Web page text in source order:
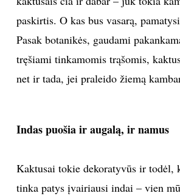
paskirtis. O kas bus vasarą,
Pasak botanikės, gaudami
tręšiami tinkamomis trąšomis,
net ir tada, jei praleido žiemą
Indas puošia ir augalą, ir namus
Kaktusai tokie dekoratyvūs ir todėl,
tinka patys įvairiausi indai – vien